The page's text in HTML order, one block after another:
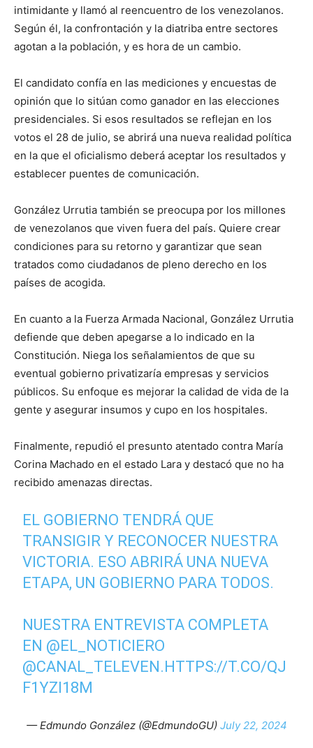
intimidante y llamó al reencuentro de los venezolanos.
Según él, la confrontación y la diatriba entre sectores
agotan a la población, y es hora de un cambio.
El candidato confía en las mediciones y encuestas de
opinión que lo sitúan como ganador en las elecciones
presidenciales. Si esos resultados se reflejan en los
votos el 28 de julio, se abrirá una nueva realidad política
en la que el oficialismo deberá aceptar los resultados y
establecer puentes de comunicación.
González Urrutia también se preocupa por los millones
de venezolanos que viven fuera del país. Quiere crear
condiciones para su retorno y garantizar que sean
tratados como ciudadanos de pleno derecho en los
países de acogida.
En cuanto a la Fuerza Armada Nacional, González Urrutia
defiende que deben apegarse a lo indicado en la
Constitución. Niega los señalamientos de que su
eventual gobierno privatizaría empresas y servicios
públicos. Su enfoque es mejorar la calidad de vida de la
gente y asegurar insumos y cupo en los hospitales.
Finalmente, repudió el presunto atentado contra María
Corina Machado en el estado Lara y destacó que no ha
recibido amenazas directas.
EL GOBIERNO TENDRÁ QUE
TRANSIGIR Y RECONOCER NUESTRA
VICTORIA. ESO ABRIRÁ UNA NUEVA
ETAPA, UN GOBIERNO PARA TODOS.
NUESTRA ENTREVISTA COMPLETA
EN @EL_NOTICIERO
@CANAL_TELEVEN.HTTPS://T.CO/QJ
F1YZI18M
— Edmundo González (@EdmundoGU) July 22, 2024